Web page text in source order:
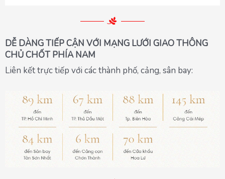
DỄ DÀNG TIẾP CẬN VỚI MẠNG LƯỚI GIAO THÔNG
CHỦ CHỐT PHÍA NAM
Liên kết trực tiếp với các thành phố, cảng, sân bay: